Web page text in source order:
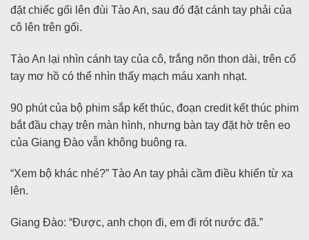
đặt chiếc gối lên đùi Tào An, sau đó đặt cánh tay phải của
cô lên trên gối.
Tào An lại nhìn cánh tay của cô, trắng nõn thon dài, trên cổ
tay mơ hồ có thể nhìn thấy mạch máu xanh nhạt.
90 phút của bộ phim sắp kết thúc, đoạn credit kết thúc phim
bắt đầu chạy trên màn hình, nhưng bàn tay đặt hờ trên eo
của Giang Đào vẫn không buông ra.
“Xem bộ khác nhé?” Tào An tay phải cầm điều khiển từ xa
lên.
Giang Đào: “Được, anh chọn đi, em đi rót nước đã.”